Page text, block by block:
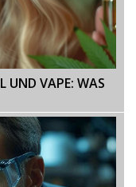
UND VAPE: WAS